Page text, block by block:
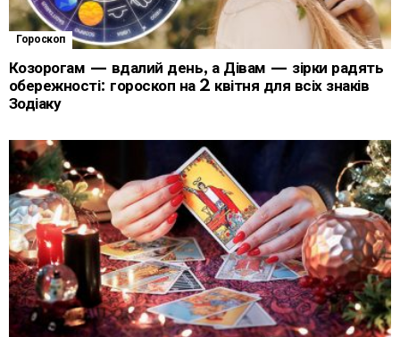
Гороскоп
Козорогам — вдалий день, а Дівам — зірки радять
обережності: гороскоп на 2 квітня для всіх знаків
Зодіаку